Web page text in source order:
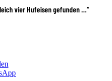
vier Hufeisen gefunden …“